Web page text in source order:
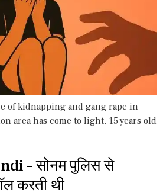
of kidnapping and gang rape in
area has come to light. 15 years old
– सोनम पुलिस से
करती थी